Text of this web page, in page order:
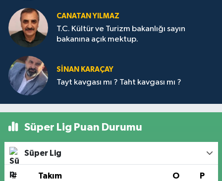
CANATAN YILMAZ
T.C. Kültür ve Turizm bakanlığı sayın
bakanına açık mektup.
SİNAN KARAÇAY
Tayt kavgası mı ? Taht kavgası mı ?
Süper Lig Puan Durumu
Süper Lig
# Takım O P